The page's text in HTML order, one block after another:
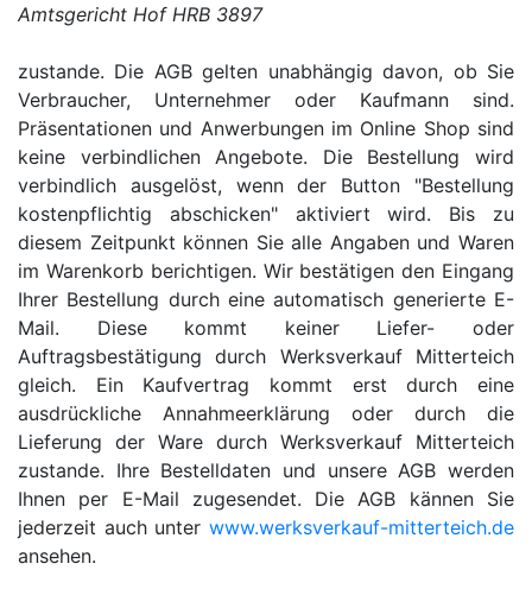
Amtsgericht Hof HRB 3897
zustande. Die AGB gelten unabhängig davon, ob Sie
Verbraucher, Unternehmer oder Kaufmann sind.
Präsentationen und Anwerbungen im Online Shop sind
keine verbindlichen Angebote. Die Bestellung wird
verbindlich ausgelöst, wenn der Button "Bestellung
kostenpflichtig abschicken" aktiviert wird. Bis zu
diesem Zeitpunkt können Sie alle Angaben und Waren
im Warenkorb berichtigen. Wir bestätigen den Eingang
Ihrer Bestellung durch eine automatisch generierte E-
Mail. Diese kommt keiner Liefer- oder
Auftragsbestätigung durch Werksverkauf Mitterteich
gleich. Ein Kaufvertrag kommt erst durch eine
ausdrückliche Annahmeerklärung oder durch die
Lieferung der Ware durch Werksverkauf Mitterteich
zustande. Ihre Bestelldaten und unsere AGB werden
Ihnen per E-Mail zugesendet. Die AGB kännen Sie
jederzeit auch unter www.werksverkauf-mitterteich.de
ansehen.